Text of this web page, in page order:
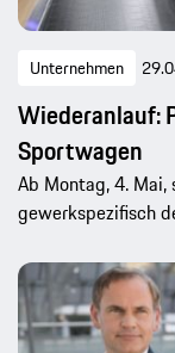
Unternehmen
Wiederanlauf:
Sportwagen
Ab Montag, 4.
gewerkspezifisch